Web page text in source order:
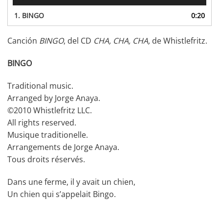
audio
1. BINGO 0:20
Canción BINGO, del CD CHA, CHA, CHA, de Whistlefritz.
BINGO
Traditional music.
Arranged by Jorge Anaya.
©2010 Whistlefritz LLC.
All rights reserved.
Musique traditionelle.
Arrangements de Jorge Anaya.
Tous droits réservés.
Dans une ferme, il y avait un chien,
Un chien qui s’appelait Bingo.